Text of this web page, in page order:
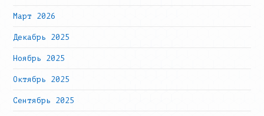
Март 2026
Декабрь 2025
Ноябрь 2025
Октябрь 2025
Сентябрь 2025